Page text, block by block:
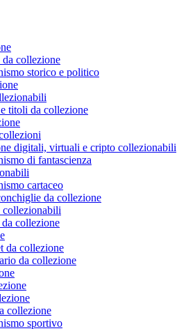
collezione
storico e politico
titoli da collezione
digitali, virtuali e cripto collezionabili
di fantascienza
cartaceo
da collezione
collezionabili
collezione
da collezione
da collezione
collezione
sportivo